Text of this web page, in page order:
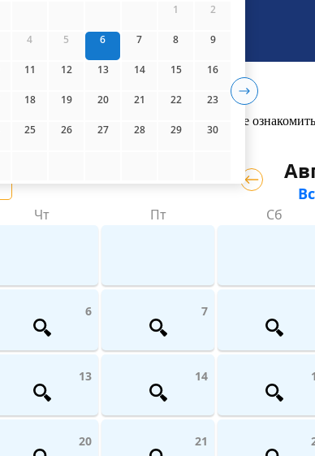
1 2
4 5 6 7 8 9
11 12 13 14 15 16
18 19 20 21 22 23
25 26 27 28 29 30
UniTicket.ru. На сайте вы можете
Чт Пт Сб
6 7
13 14
20 21